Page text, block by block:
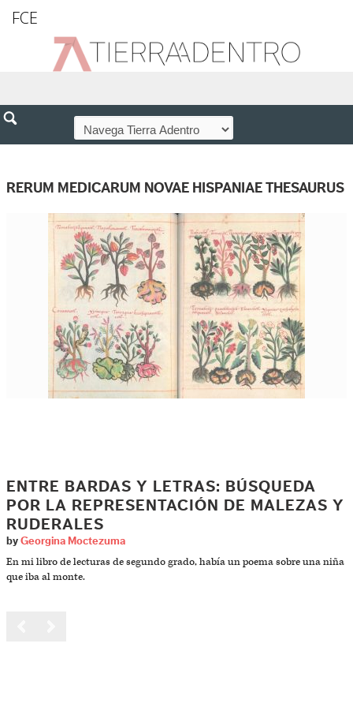
FCE
RERUM MEDICARUM NOVAE HISPANIAE THESAURUS
ENTRE BARDAS Y LETRAS: BÚSQUEDA
POR LA REPRESENTACIÓN DE MALEZAS Y
RUDERALES
by Georgina Moctezuma
En mi libro de lecturas de segundo grado, había un poema sobre una niña
que iba al monte.